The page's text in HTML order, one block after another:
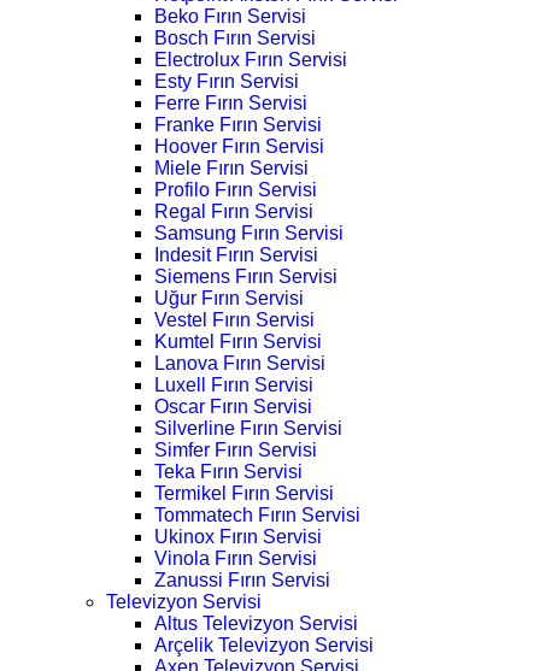
Beko Fırın Servisi
Bosch Fırın Servisi
Electrolux Fırın Servisi
Esty Fırın Servisi
Ferre Fırın Servisi
Franke Fırın Servisi
Hoover Fırın Servisi
Miele Fırın Servisi
Profilo Fırın Servisi
Regal Fırın Servisi
Samsung Fırın Servisi
Indesit Fırın Servisi
Siemens Fırın Servisi
Uğur Fırın Servisi
Vestel Fırın Servisi
Kumtel Fırın Servisi
Lanova Fırın Servisi
Luxell Fırın Servisi
Oscar Fırın Servisi
Silverline Fırın Servisi
Simfer Fırın Servisi
Teka Fırın Servisi
Termikel Fırın Servisi
Tommatech Fırın Servisi
Ukinox Fırın Servisi
Vinola Fırın Servisi
Zanussi Fırın Servisi
Televizyon Servisi
Altus Televizyon Servisi
Arçelik Televizyon Servisi
Axen Televizyon Servisi